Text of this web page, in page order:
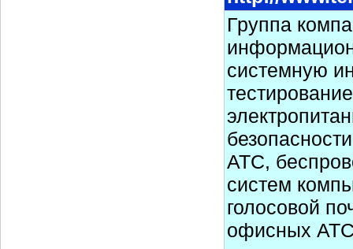
Группа
системную
АТС,
систем
голосовой
офисных